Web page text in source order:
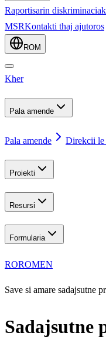
Raportisarin
MSRKontakti thaj ajutoros
ROM
Kher
Pala amende
Pala amende Direkcii le
Proiekti
Resursi
Formularia
ROROMEN
Save si amare sadajsutne
Sadajsutne